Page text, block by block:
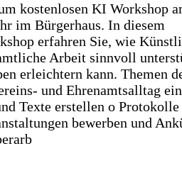
kostenlosen KI Workshop
im Bürgerhaus. In diesem
erfahren Sie, wie
Arbeit sinnvoll
erleichtern kann. Themen
und Ehrenamtsalltag
Texte erstellen o
bewerben und